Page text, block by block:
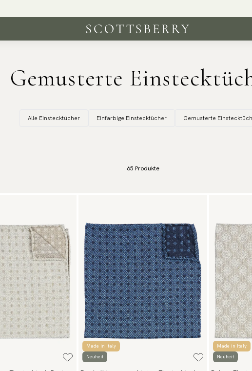
Gemusterte
Alle Einstecktücher Einfarbige Einstecktücher Gemusterte
65 Produkte
Made in Italy
Neuheit
Made in Italy
Neuheit